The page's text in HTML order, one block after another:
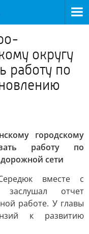
округу
работу по
городскому
работу по
сети
вместе с
заслушал отчет
работе. У главы
к развитию